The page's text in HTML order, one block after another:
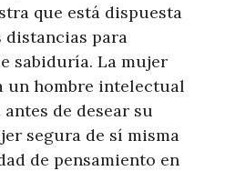
que está dispuesta
distancias para
sabiduría. La mujer
un hombre intelectual
de desear su
segura de sí misma
de pensamiento en